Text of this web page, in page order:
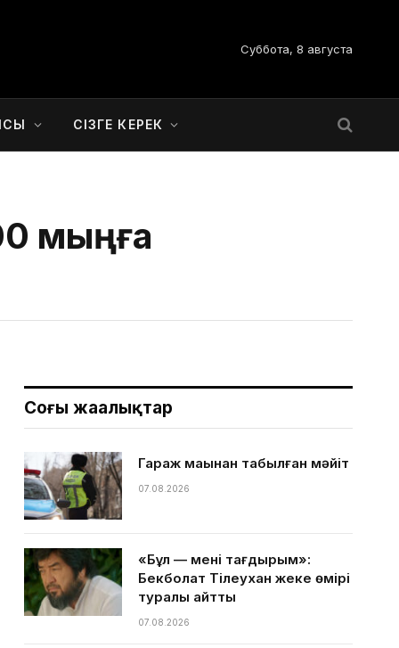
Суббота, 8 августа
СІЗГЕ КЕРЕК
мыңға
Соңғы жаңалықтар
Гараж маңынан табылған мәйіт
07.08.2026
«Бұл — менің тағдырым»:
Бекболат Тілеухан жеке өмірі
туралы айтты
07.08.2026